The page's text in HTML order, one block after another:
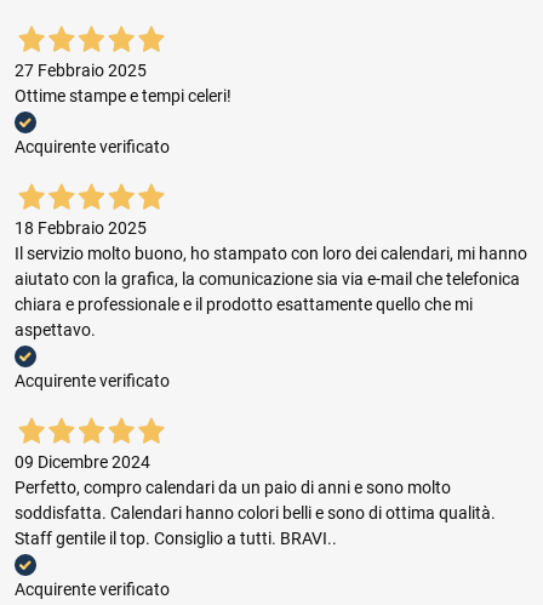
27 Febbraio 2025
Ottime stampe e tempi celeri!
Acquirente verificato
18 Febbraio 2025
Il servizio molto buono, ho stampato con loro dei calendari, mi hanno
aiutato con la grafica, la comunicazione sia via e-mail che telefonica
chiara e professionale e il prodotto esattamente quello che mi
aspettavo.
Acquirente verificato
09 Dicembre 2024
Perfetto, compro calendari da un paio di anni e sono molto
soddisfatta. Calendari hanno colori belli e sono di ottima qualità.
Staff gentile il top. Consiglio a tutti. BRAVI..
Acquirente verificato